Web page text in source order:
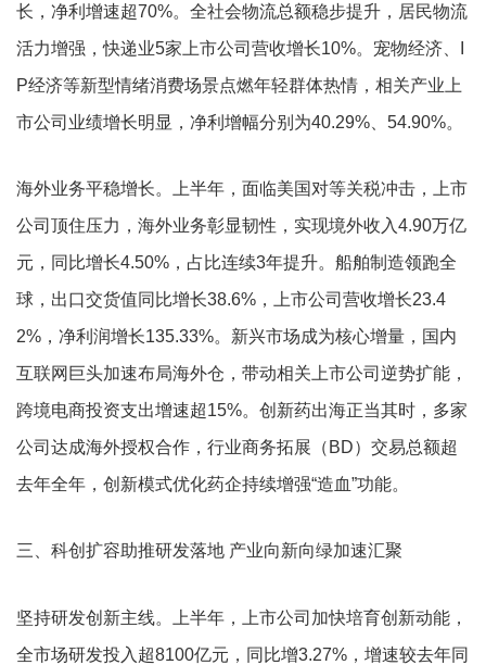
长，净利增速超70%。全社会物流总额稳步提升，居民物流
活力增强，快递业5家上市公司营收增长10%。宠物经济、I
P经济等新型情绪消费场景点燃年轻群体热情，相关产业上
市公司业绩增长明显，净利增幅分别为40.29%、54.90%。
海外业务平稳增长。上半年，面临美国对等关税冲击，上市
公司顶住压力，海外业务彰显韧性，实现境外收入4.90万亿
元，同比增长4.50%，占比连续3年提升。船舶制造领跑全
球，出口交货值同比增长38.6%，上市公司营收增长23.4
2%，净利润增长135.33%。新兴市场成为核心增量，国内
互联网巨头加速布局海外仓，带动相关上市公司逆势扩能，
跨境电商投资支出增速超15%。创新药出海正当其时，多家
公司达成海外授权合作，行业商务拓展（BD）交易总额超
去年全年，创新模式优化药企持续增强“造血”功能。
三、科创扩容助推研发落地 产业向新向绿加速汇聚
坚持研发创新主线。上半年，上市公司加快培育创新动能，
全市场研发投入超8100亿元，同比增3.27%，增速较去年同